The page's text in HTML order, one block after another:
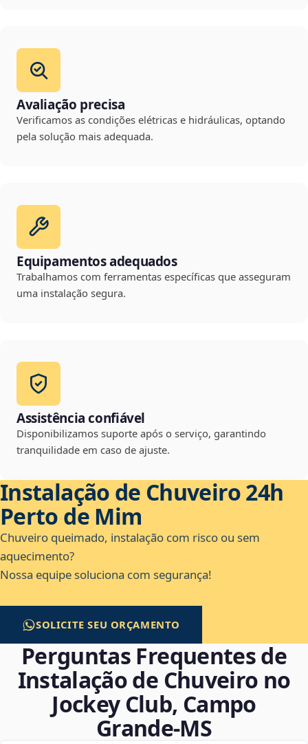
Avaliação precisa
Verificamos as condições elétricas e hidráulicas, optando
pela solução mais adequada.
Equipamentos adequados
Trabalhamos com ferramentas específicas que asseguram
uma instalação segura.
Assistência confiável
Disponibilizamos suporte após o serviço, garantindo
tranquilidade em caso de ajuste.
Instalação de Chuveiro 24h
Perto de Mim
Chuveiro queimado, instalação com risco ou sem
aquecimento?
Nossa equipe soluciona com segurança!
SOLICITE SEU ORÇAMENTO
Perguntas Frequentes de
Instalação de Chuveiro no
Jockey Club, Campo
Grande‑MS